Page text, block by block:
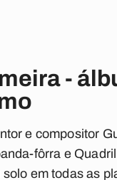
-
e compositor
fôrra e
em todas as